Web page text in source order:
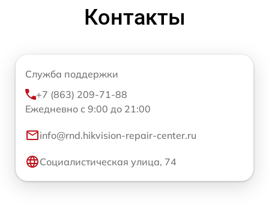
Контакты
Служба поддержки
+7 (863) 209-71-88
Ежедневно с 9:00 до 21:00
info@rnd.hikvision-repair-center.ru
Социалистическая улица, 74